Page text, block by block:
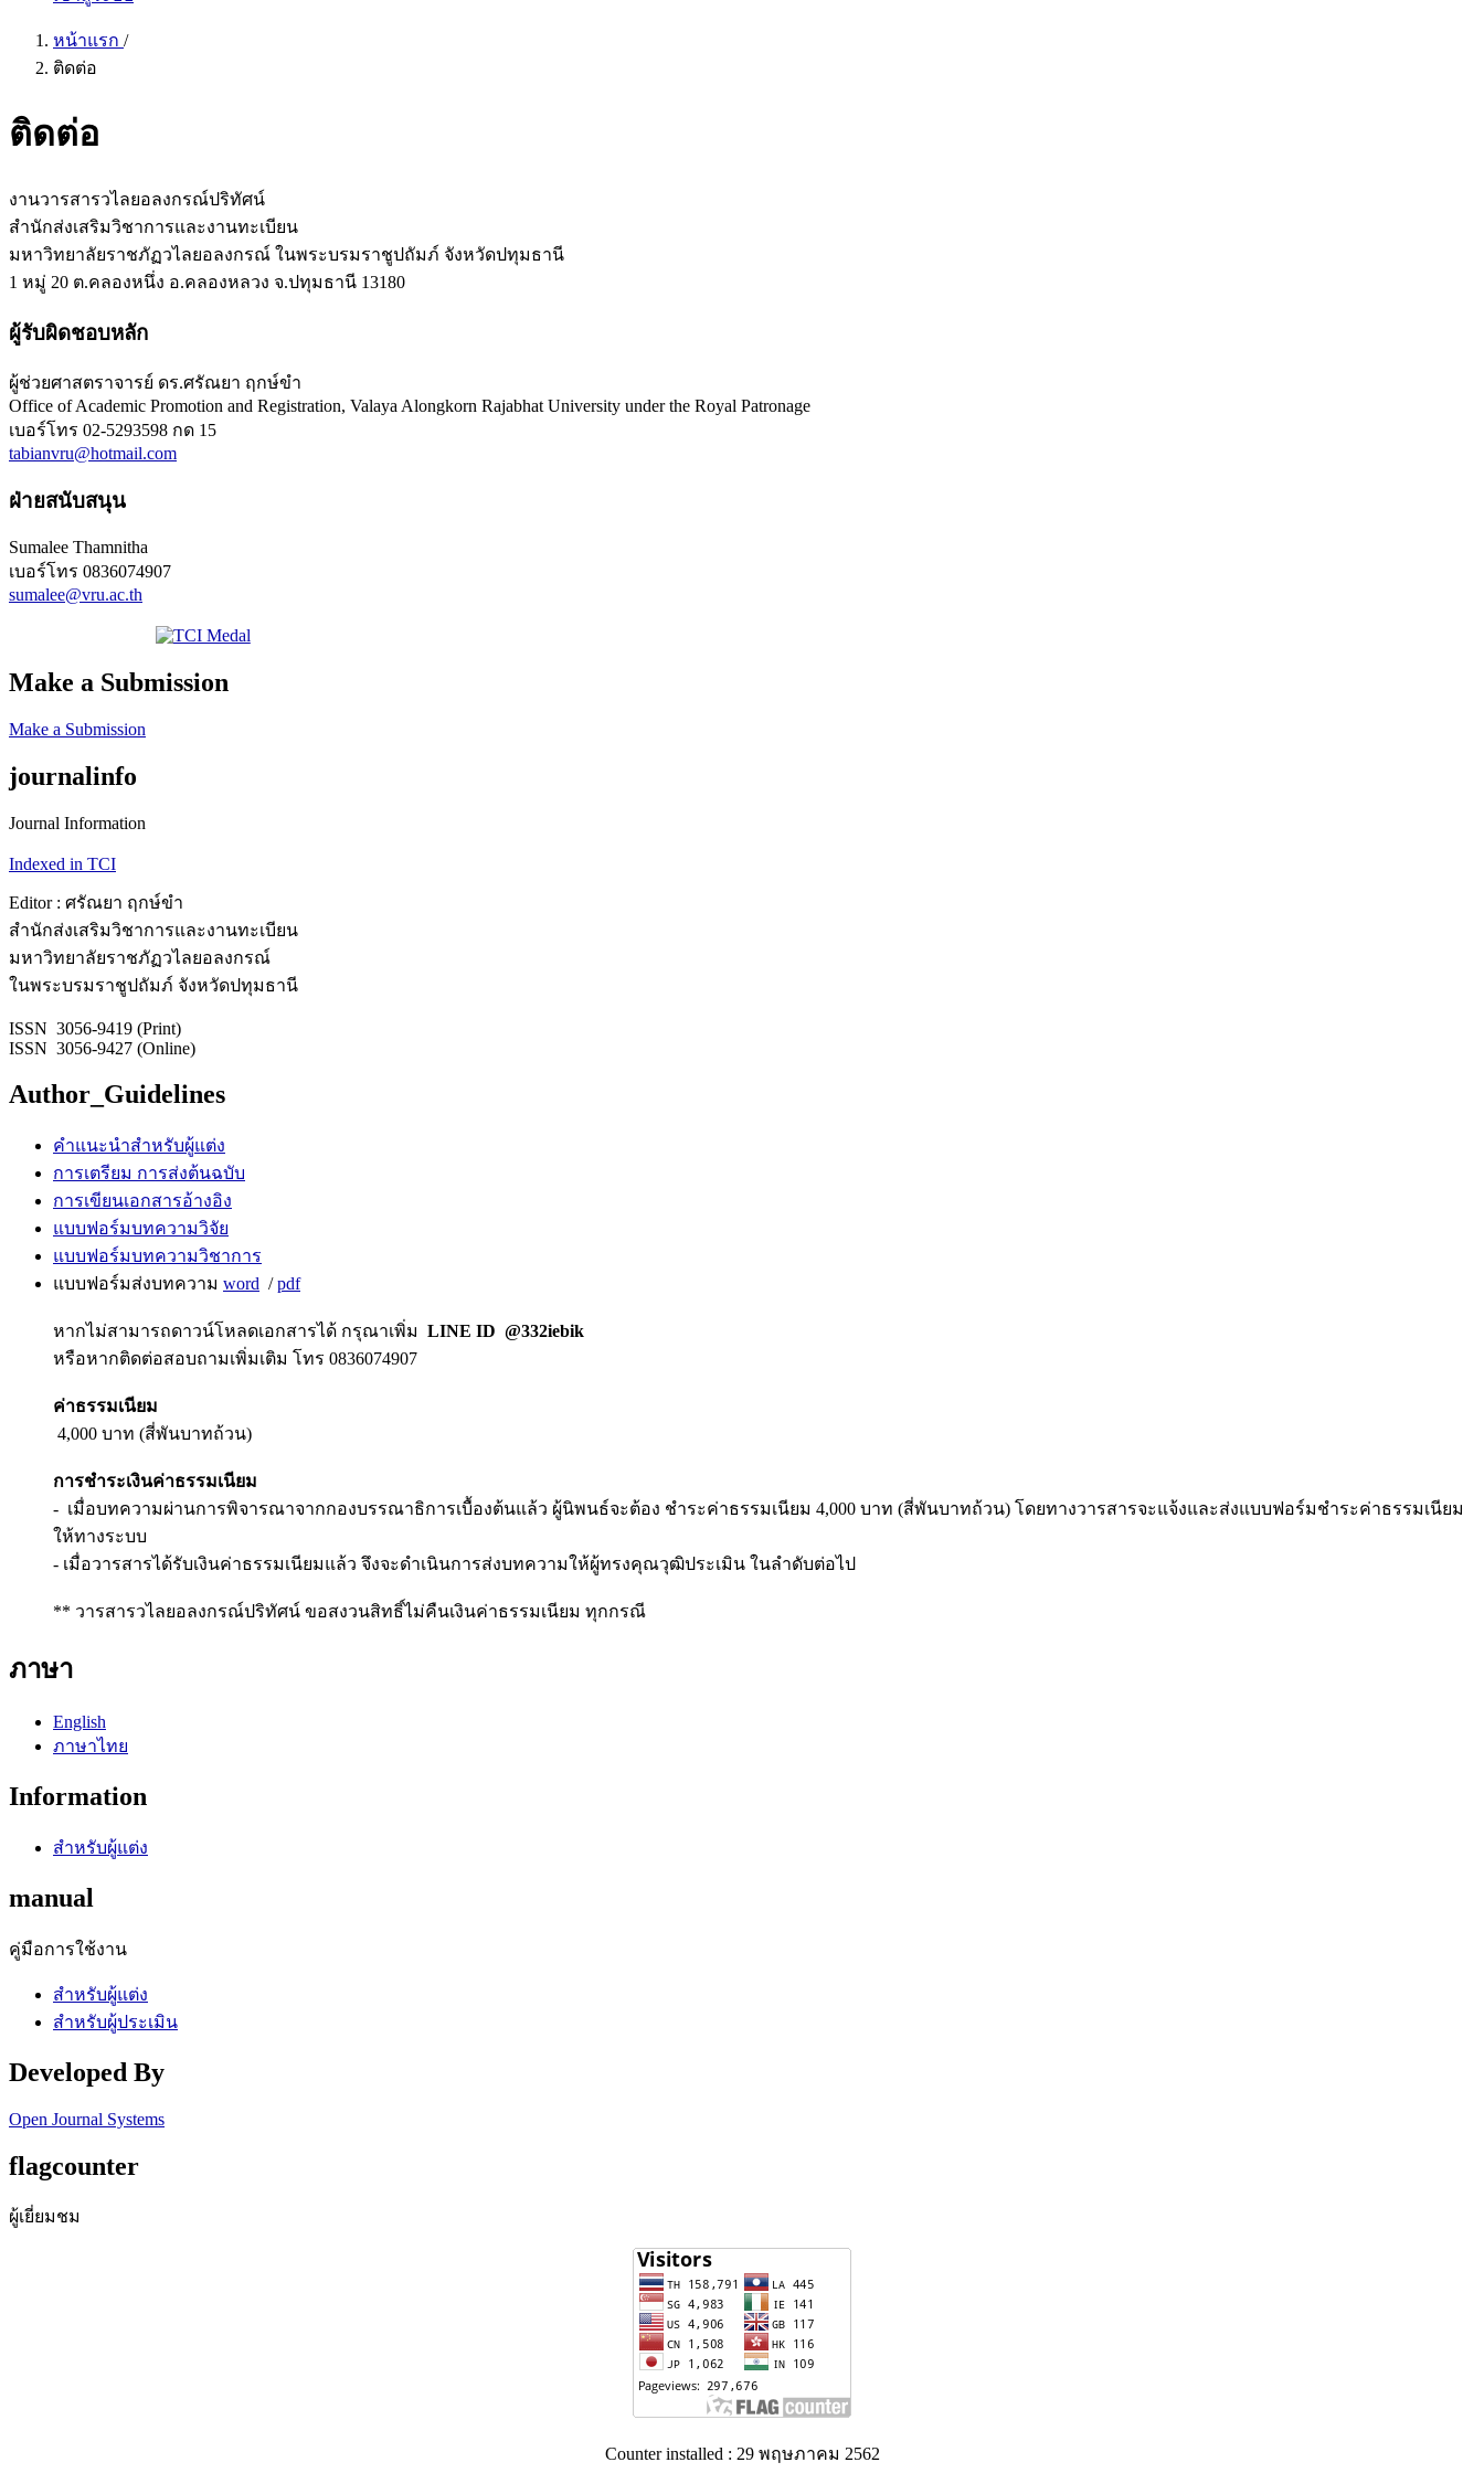
หน้าแรก /
ติดต่อ
ติดต่อ
งานวารสารวไลยอลงกรณ์ปริทัศน์
สำนักส่งเสริมวิชาการและงานทะเบียน
มหาวิทยาลัยราชภัฏวไลยอลงกรณ์ ในพระบรมราชูปถัมภ์ จังหวัดปทุมธานี
1 หมู่ 20 ต.คลองหนึ่ง อ.คลองหลวง จ.ปทุมธานี 13180
ผู้รับผิดชอบหลัก
ผู้ช่วยศาสตราจารย์ ดร.ศรัณยา ฤกษ์ขำ
Office of Academic Promotion and Registration, Valaya Alongkorn Rajabhat University under the Royal Patronage
เบอร์โทร 02-5293598 กด 15
tabianvru@hotmail.com
ฝ่ายสนับสนุน
Sumalee Thamnitha
เบอร์โทร 0836074907
sumalee@vru.ac.th
Make a Submission
Make a Submission
journalinfo
Journal Information
Indexed in TCI
Editor : ศรัณยา ฤกษ์ขำ
สำนักส่งเสริมวิชาการและงานทะเบียน
มหาวิทยาลัยราชภัฏวไลยอลงกรณ์
ในพระบรมราชูปถัมภ์ จังหวัดปทุมธานี
ISSN 3056-9419 (Print)
ISSN 3056-9427 (Online)
Author_Guidelines
คำแนะนำสำหรับผู้แต่ง
การเตรียม การส่งต้นฉบับ
การเขียนเอกสารอ้างอิง
แบบฟอร์มบทความวิจัย
แบบฟอร์มบทความวิชาการ
แบบฟอร์มส่งบทความ word /pdf
หากไม่สามารถดาวน์โหลดเอกสารได้ กรุณาเพิ่ม LINE ID @332iebik
หรือหากติดต่อสอบถามเพิ่มเติม โทร 0836074907
ค่าธรรมเนียม
4,000 บาท (สี่พันบาทถ้วน)
การชำระเงินค่าธรรมเนียม
- เมื่อบทความผ่านการพิจารณาจากกองบรรณาธิการเบื้องต้นแล้ว ผู้นิพนธ์จะต้อง ชำระค่าธรรมเนียม 4,000 บาท (สี่พันบาทถ้วน) โดยทางวารสารจะแจ้งและส่งแบบฟอร์มชำระค่าธรรมเนียม
ให้ทางระบบ
- เมื่อวารสารได้รับเงินค่าธรรมเนียมแล้ว จึงจะดำเนินการส่งบทความให้ผู้ทรงคุณวุฒิประเมิน ในลำดับต่อไป
** วารสารวไลยอลงกรณ์ปริทัศน์ ขอสงวนสิทธิ์ไม่คืนเงินค่าธรรมเนียม ทุกกรณี
ภาษา
English
ภาษาไทย
Information
สำหรับผู้แต่ง
manual
คู่มือการใช้งาน
สำหรับผู้แต่ง
สำหรับผู้ประเมิน
Developed By
Open Journal Systems
flagcounter
ผู้เยี่ยมชม
Counter installed : 29 พฤษภาคม 2562